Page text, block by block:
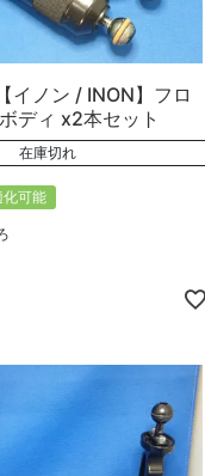
イノン / INON】フロ
ディ x2本セット
在庫切れ
可能